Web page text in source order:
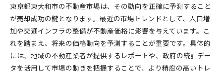
東京都東大和市の不動産市場は、その動向を正確に予測すること
が売却成功の鍵となります。最近の市場トレンドとして、人口増
加や交通インフラの整備が不動産価格に影響を与えています。こ
れを踏まえ、将来の価格動向を予測することが重要です。具体的
には、地域の不動産業者が提供するレポートや、政府の統計デー
タを活用して市場の動きを把握することで、より精度の高いトレ